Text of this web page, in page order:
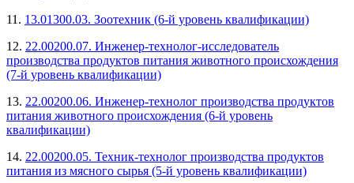
11. 13.01300.03. Зоотехник (6-й уровень квалификации)
12. 22.00200.07. Инженер-технолог-исследователь
производства продуктов питания животного происхождения
(7-й уровень квалификации)
13. 22.00200.06. Инженер-технолог производства продуктов
питания животного происхождения (6-й уровень
квалификации)
14. 22.00200.05. Техник-технолог производства продуктов
питания из мясного сырья (5-й уровень квалификации)